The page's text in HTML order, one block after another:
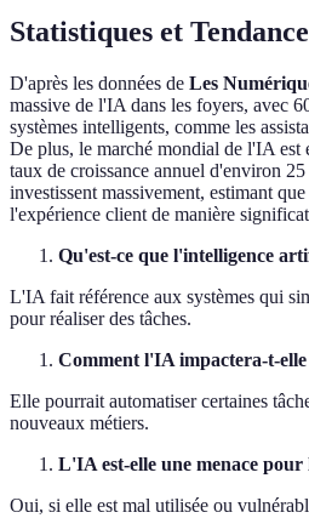
Statistiques et
D'après les données de Les
massive de l'IA dans les foyers, avec
systèmes intelligents, comme les
De plus, le marché mondial de l'IA est
taux de croissance annuel d'environ
investissent massivement, estimant
l'expérience client de manière
Qu'est-ce que l'intelligence
L'IA fait référence aux systèmes qui
pour réaliser des tâches.
Comment l'IA impactera-t-
Elle pourrait automatiser certaines
nouveaux métiers.
L'IA est-elle une menace pour
Oui, si elle est mal utilisée ou